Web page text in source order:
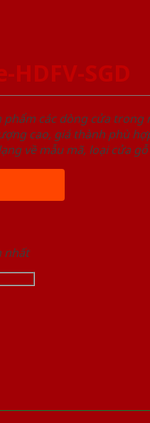
HDFV-SGD
các dòng cửa
cao, giá thành phù
về mẫu mã, loại cửa
nhất